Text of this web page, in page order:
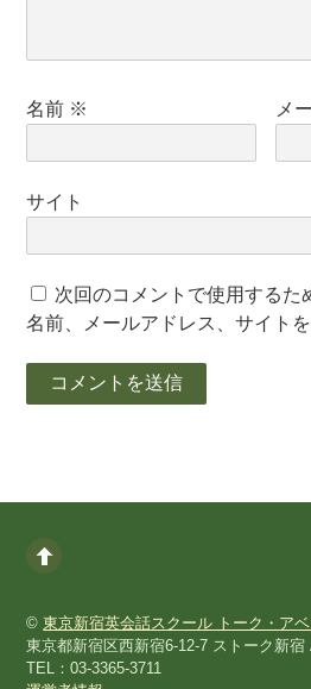
名前 ※ メ
サイト
次回のコメントで使用するた
名前、メールアドレス、サイトを
©東京新宿英会話スクール トーク・ア
東京都新宿区西新宿6-12-7 ストーク新宿
TEL：03-3365-3711